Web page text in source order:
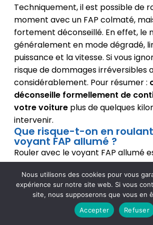
Techniquement, il est possible de
moment avec un FAP colmaté,
fortement déconseillé. En effet, le
généralement en mode dégradé,
puissance et la vitesse. Si vous
risque de dommages irréversibles
considérablement. Pour résumer :
déconseille formellement de
votre voitureplus de quelques
intervenir.
Que risque-t-on en
voyant FAP allumé ?
Rouler avec le voyant FAP allumé
risque pour votre moteur. Le
signifie que le FAP est
(environ 45-50 %) et qu’une action
vous ignorez cet avertissement, le
passera en mode dégradé pour se
Nous utilisons des cookies pour vous
expérience sur notre site web. Si vous
site, nous supposerons que vous en
Accepter
Refuser